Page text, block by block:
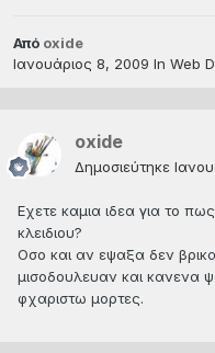
Από oxide
Ιανουάριος 8, 2009 In Web
oxide
Δημοσιεύτηκε
Εχετε καμια ιδεα για το
κλειδιου?
Οσο και αν εψαξα δεν
μισοδουλευαν και κανενα
φχαριστω μορτες.